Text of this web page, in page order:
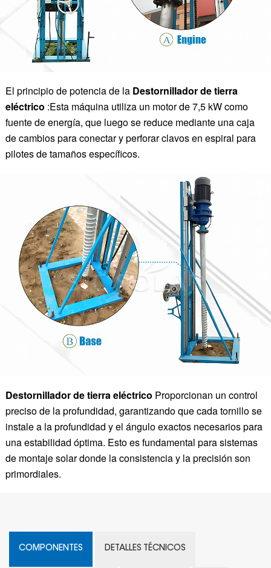
El principio de potencia de la Destornillador de tierra
eléctrico :Esta máquina utiliza un motor de 7,5 kW como
fuente de energía, que luego se reduce mediante una caja
de cambios para conectar y perforar clavos en espiral para
pilotes de tamaños específicos.
Destornillador de tierra eléctrico Proporcionan un control
preciso de la profundidad, garantizando que cada tornillo se
instale a la profundidad y el ángulo exactos necesarios para
una estabilidad óptima. Esto es fundamental para sistemas
de montaje solar donde la consistencia y la precisión son
primordiales.
COMPONENTES DETALLES TÉCNICOS